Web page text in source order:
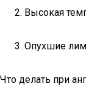
Высокая
Опухшие
Что делать при